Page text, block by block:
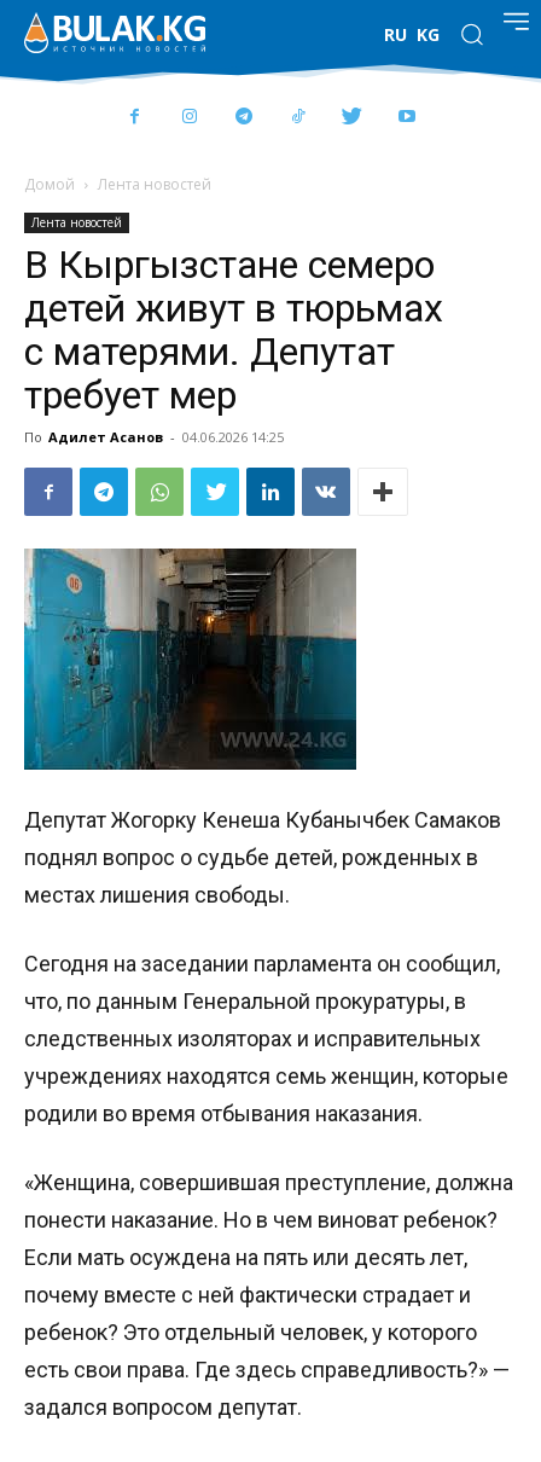
RU KG
Домой Лента новостей
Лента новостей
В Кыргызстане семеро
детей живут в тюрьмах
с матерями. Депутат
требует мер
По Адилет Асанов - 04.06.2026 14:25
Депутат Жогорку Кенеша Кубанычбек Самаков
поднял вопрос о судьбе детей, рожденных в
местах лишения свободы.
Сегодня на заседании парламента он сообщил,
что, по данным Генеральной прокуратуры, в
следственных изоляторах и исправительных
учреждениях находятся семь женщин, которые
родили во время отбывания наказания.
«Женщина, совершившая преступление, должна
понести наказание. Но в чем виноват ребенок?
Если мать осуждена на пять или десять лет,
почему вместе с ней фактически страдает и
ребенок? Это отдельный человек, у которого
есть свои права. Где здесь справедливость?» —
задался вопросом депутат.